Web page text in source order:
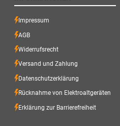
Impressum
AGB
Widerrufsrecht
Versand und Zahlung
Datenschutzerklärung
Rücknahme von Elektroaltgeräten
Erklärung zur Barrierefreiheit